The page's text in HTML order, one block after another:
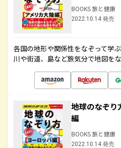
BOOKS 旅と健康
2022.10.14 発売
各国の地形や関係性をなぞって学
川や街道、島など旅気分で地図を
地球のなぞ
編
BOOKS 旅と健康
2022.10.14 発売